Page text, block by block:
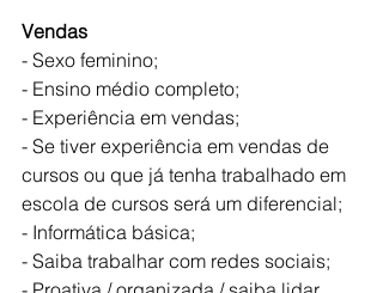
Vendas
- Sexo feminino;
- Ensino médio completo;
- Experiência em vendas;
- Se tiver experiência em vendas de
cursos ou que já tenha trabalhado em
escola de cursos será um diferencial;
- Informática básica;
- Saiba trabalhar com redes sociais;